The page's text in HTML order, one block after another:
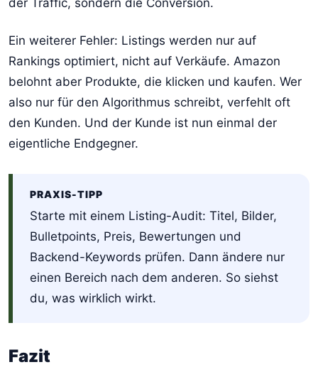
Ein weiterer Fehler: Listings werden nur auf
Rankings optimiert, nicht auf Verkäufe. Amazon
belohnt aber Produkte, die klicken und kaufen. Wer
also nur für den Algorithmus schreibt, verfehlt oft
den Kunden. Und der Kunde ist nun einmal der
eigentliche Endgegner.
PRAXIS-TIPP
Starte mit einem Listing-Audit: Titel, Bilder,
Bulletpoints, Preis, Bewertungen und
Backend-Keywords prüfen. Dann ändere nur
einen Bereich nach dem anderen. So siehst
du, was wirklich wirkt.
Fazit